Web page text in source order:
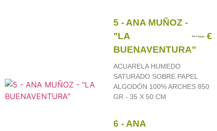
5 - ANA MUÑOZ -
"LA
BUENAVENTURA"
-- €
ACUARELA HUMEDO
SATURADO SOBRE PAPEL
ALGODÓN 100% ARCHES 850
GR - 35 X 50 CM
6 - ANA